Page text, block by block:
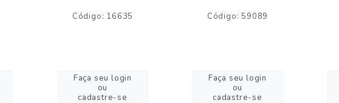
Código: 16635
Faça seu login
ou
cadastre-se
Código: 59089
Faça seu login
ou
cadastre-se